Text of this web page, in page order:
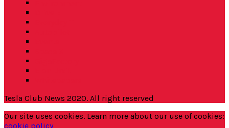
Tesla Club News 2020. All right reserved
Our site uses cookies. Learn more about our use of cookies:
cookie policy